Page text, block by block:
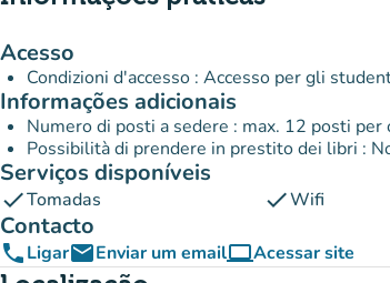
Acesso
Condizioni d'accesso : Accesso per gli
Informações adicionais
Numero di posti a sedere : max. 12 posti
Possibilità di prendere in prestito dei libri :
Serviços disponíveis
checkTomadas checkWifi
Contacto
phoneLigaremailEnviar um emailcomputerAcessar site
(novo